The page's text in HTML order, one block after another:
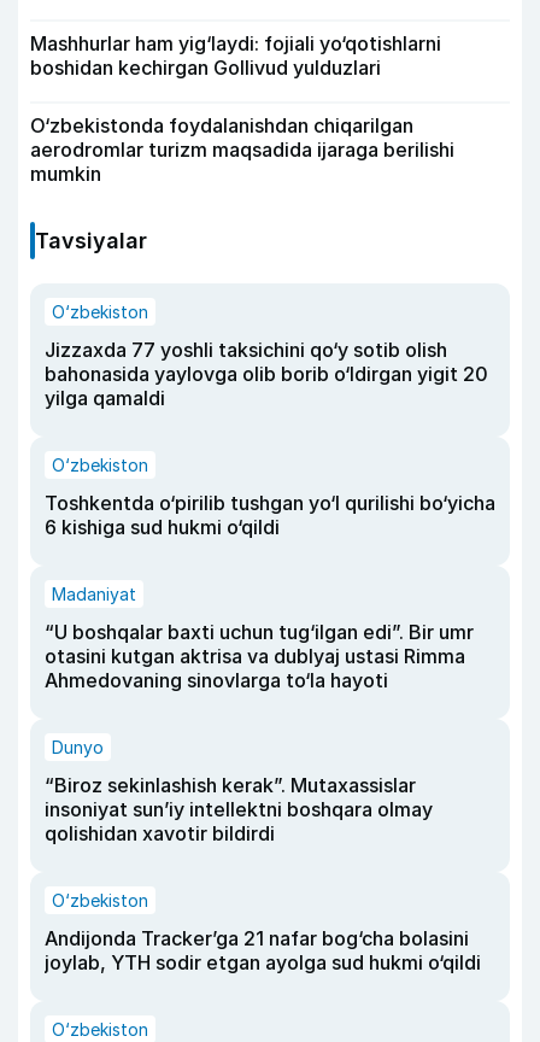
Mashhurlar ham yig‘laydi: fojiali yo‘qotishlarni
boshidan kechirgan Gollivud yulduzlari
O‘zbekistonda foydalanishdan chiqarilgan
aerodromlar turizm maqsadida ijaraga berilishi
mumkin
Tavsiyalar
O‘zbekiston
Jizzaxda 77 yoshli taksichini qo‘y sotib olish
bahonasida yaylovga olib borib o‘ldirgan yigit 20
yilga qamaldi
O‘zbekiston
Toshkentda o‘pirilib tushgan yo‘l qurilishi bo‘yicha
6 kishiga sud hukmi o‘qildi
Madaniyat
“U boshqalar baxti uchun tug‘ilgan edi”. Bir umr
otasini kutgan aktrisa va dublyaj ustasi Rimma
Ahmedovaning sinovlarga to‘la hayoti
Dunyo
“Biroz sekinlashish kerak”. Mutaxassislar
insoniyat sun’iy intellektni boshqara olmay
qolishidan xavotir bildirdi
O‘zbekiston
Andijonda Tracker’ga 21 nafar bog‘cha bolasini
joylab, YTH sodir etgan ayolga sud hukmi o‘qildi
O‘zbekiston